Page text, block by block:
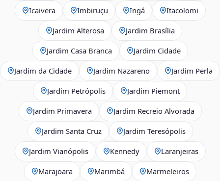
Icaivera Imbiruçu Ingá Itacolomi
Jardim Alterosa Jardim Brasília
Jardim Casa Branca Jardim Cidade
Jardim da Cidade Jardim Nazareno Jardim Perla
Jardim Petrópolis Jardim Piemont
Jardim Primavera Jardim Recreio Alvorada
Jardim Santa Cruz Jardim Teresópolis
Jardim Vianópolis Kennedy Laranjeiras
Marajoara Marimbá Marmeleiros